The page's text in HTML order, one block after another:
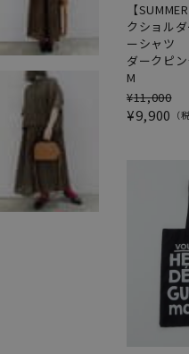
【
クショル
ーシャツ
ダークピン
M
¥11,000
¥9,900